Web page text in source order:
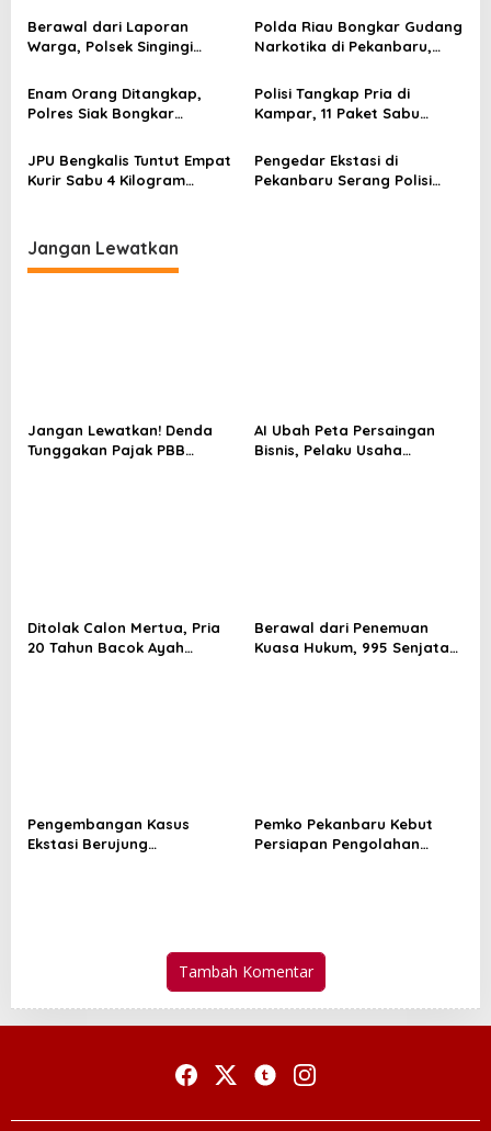
p
s
Diamankan
Berawal dari Laporan
Warga, Polsek Singingi
Sabu di Desa Logas
Polda Riau Bongkar Gudang
Narkotika di Pekanbaru,
Puluhan Ribu Pil Ekstasi
Enam Orang Ditangkap,
Polres Siak Bongkar
Pemasok
Polisi Tangkap Pria di
Kampar, 11 Paket Sabu
Balsem
JPU Bengkalis Tuntut Empat
Kurir Sabu 4 Kilogram
Pengedar Ekstasi di
Pekanbaru Serang Polisi
Jangan Lewatkan
Jangan Lewatkan! Denda
Tunggakan Pajak PBB
AI Ubah Peta Persaingan
Bisnis, Pelaku Usaha
Ditolak Calon Mertua, Pria
20 Tahun Bacok Ayah
Berawal dari Penemuan
Kuasa Hukum, 995 Senjata
Pengembangan Kasus
Ekstasi Berujung
Pemko Pekanbaru Kebut
Persiapan Pengolahan
Tambah Komentar